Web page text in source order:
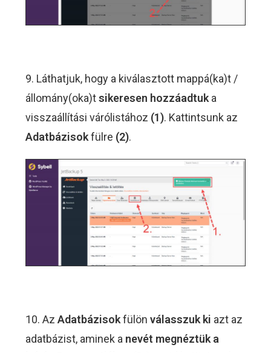
9. Láthatjuk, hogy a kiválasztott mappá(ka)t /
állomány(oka)tsikeresen hozzáadtuk a
visszaállítási várólistához (1). Kattintsunk az
Adatbázisokfülre (2).
10. AzAdatbázisokfülönválasszuk ki azt az
adatbázist, aminek a nevét megnéztük a